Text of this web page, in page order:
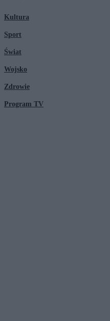
Kultura
Sport
Świat
Wojsko
Zdrowie
Program TV